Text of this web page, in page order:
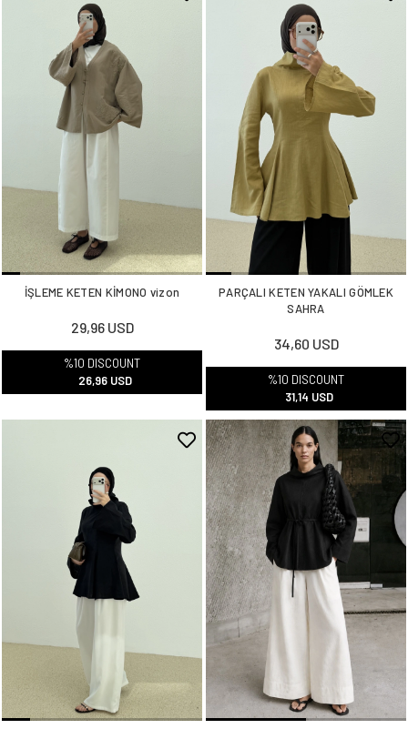
İŞLEME KETEN KİMONO vizon
29,96 USD
%10 DISCOUNT
26,96 USD
PARÇALI KETEN YAKALI GÖMLEK
SAHRA
34,60 USD
%10 DISCOUNT
31,14 USD